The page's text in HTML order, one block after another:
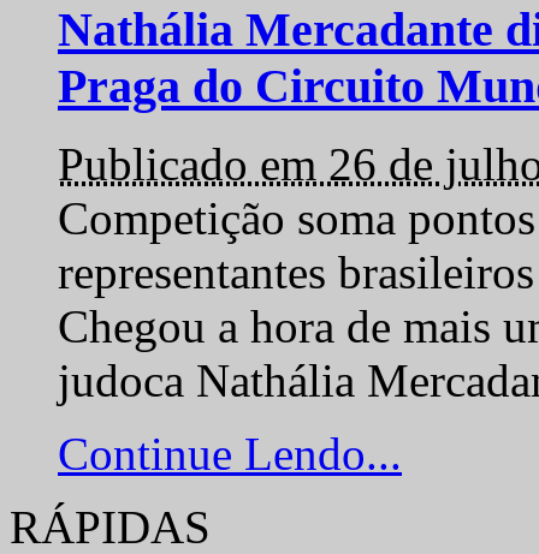
Nathália Mercadante
Praga do Circuito
Publicado em 26 de
Competição soma
representantes
Chegou a hora de mais
judoca Nathália
Continue Lendo...
RÁPIDAS